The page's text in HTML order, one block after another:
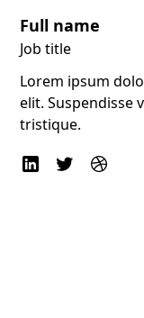
Full name
Job title
Lorem ipsum
elit. Suspendisse
tristique.